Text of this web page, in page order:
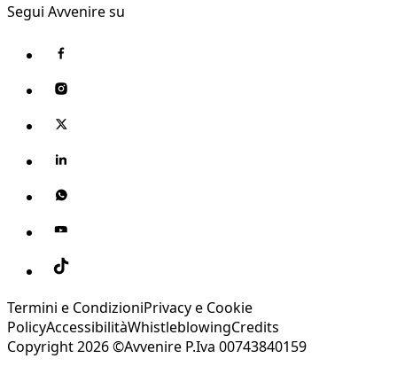
Segui Avvenire su
Termini e CondizioniPrivacy e Cookie
PolicyAccessibilitàWhistleblowingCredits
Copyright 2026 ©Avvenire P.Iva 00743840159